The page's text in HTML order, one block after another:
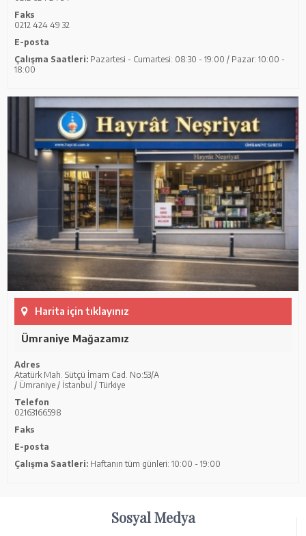
Faks
0212 424 49 32
E-posta
Çalışma Saatleri: Pazartesi - Cumartesi: 08:30 - 19:00 / Pazar: 10:00 -
18:00
Harita için tıklayınız
Ümraniye Mağazamız
Adres
Atatürk Mah. Sütçü İmam Cad. No:53/A
/ Ümraniye / İstanbul / Türkiye
Telefon
02163166598
Faks
E-posta
Çalışma Saatleri: Haftanın tüm günleri: 10:00 - 19:00
Sosyal Medya